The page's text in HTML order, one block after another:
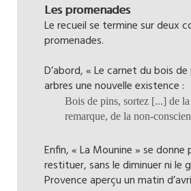
Les promenades
Le recueil se termine sur deux
promenades.
D’abord, « Le carnet du bois
arbres une nouvelle existence :
Bois de pins, sortez [...] de
remarque, de la non-
Enfin, « La Mounine » se
restituer, sans le diminuer ni le
Provence aperçu un matin